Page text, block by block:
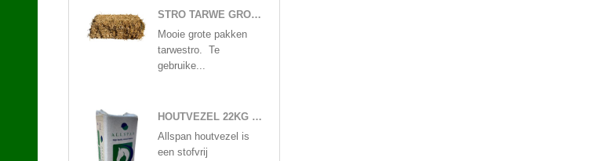
STRO TARWE GROOT PAK
Mooie grote pakken
tarwestro. Te
gebruike...
HOUTVEZEL 22KG ALLSPAN
Allspan houtvezel is
een stofvrij